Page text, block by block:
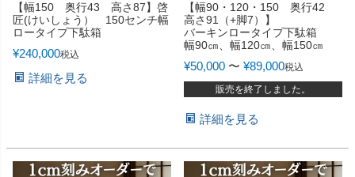
【幅150 奥行43 高さ87】啓
匠(けいしょう） 150センチ幅
ロータイプ下駄箱
¥240,000税込
詳細を見る
【幅90・120・150 奥行42
高さ91（+脚7）】
バーキンロータイプ下駄箱
幅90㎝、幅120㎝、幅150㎝
¥50,000 〜 ¥89,000税込
販売を終了しました。
詳細を見る